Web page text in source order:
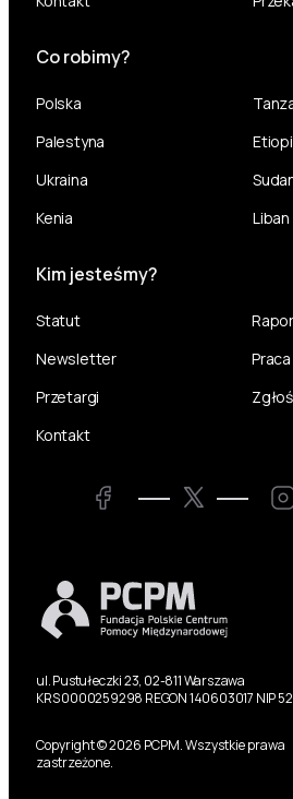
Co robimy?
Polska
Palestyna
Ukraina
Kenia
Liban
Kim jesteśmy?
Statut
Newsletter
Praca
Przetargi
Zgłoś
Kontakt
Facebook Twitter
ul. Pustułeczki 23, 02-811 Warszawa
KRS 0000259298 REGON 140603017 NIP
Copyright © 2026 PCPM. Wszystkie prawa
zastrzeżone.